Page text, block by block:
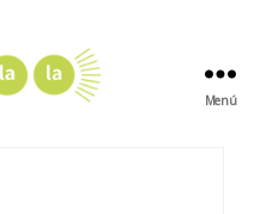
Menú